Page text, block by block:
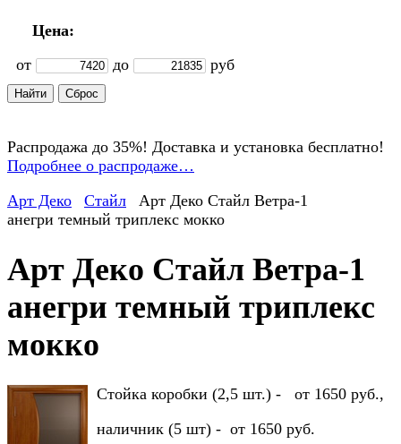
Цена:
от
до руб
Распродажа до 35%! Доставка и установка бесплатно!
Подробнее о распродаже…
Арт Деко
Стайл
Арт Деко Стайл Ветра-1
анегри темный триплекс мокко
Арт Деко Стайл Ветра-1
анегри темный триплекс
мокко
Стойка коробки (2,5 шт.) - от 1650 руб.,
наличник (5 шт) - от 1650 руб.